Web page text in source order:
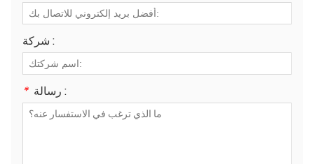
شركة :
* رسالة :